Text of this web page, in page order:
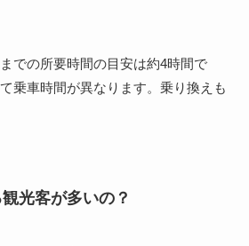
での所要時間の目安は約4時間で
乗車時間が異なります。乗り換えも
光客が多いの？